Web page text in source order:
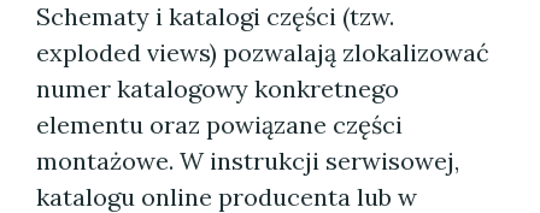
Schematy i katalogi części (tzw.
exploded views) pozwalają zlokalizować
numer katalogowy konkretnego
elementu oraz powiązane części
montażowe. W instrukcji serwisowej,
katalogu online producenta lub w